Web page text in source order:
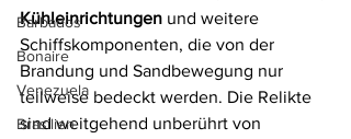
Barbados
Bonaire
Venezuela
Brasilien
Kühleinrichtungen und weitere
Schiffskomponenten, die von der
Brandung und Sandbewegung nur
teilweise bedeckt werden. Die Relikte
sind weitgehend unberührt von